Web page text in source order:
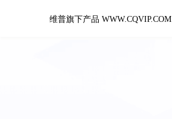
维普旗下产品 WWW.CQVIP.COM